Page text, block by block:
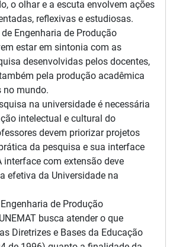
o olhar e a escuta envolvem ações
reflexivas e estudiosas.
Engenharia de Produção
estar em sintonia com as
desenvolvidas pelos docentes,
pela produção acadêmica
no mundo.
na universidade é necessária
intelectual e cultural do
devem priorizar projetos
da pesquisa e sua interface
interface com extensão deve
efetiva da Universidade na
de Produção
busca atender o que
Diretrizes e Bases da Educação